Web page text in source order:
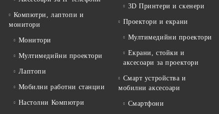
Компютри, лаптопи и
монитори
Монитори
Мултимедийни проектори
Лаптопи
Мобилни работни станции
Настолни Компютри
3D Принтери и скенери
Проектори и екрани
Мултимедийни проектори
Екрани, стойки и
аксесоари за проектори
Смарт устройства и
мобилни аксесоари
Смартфони